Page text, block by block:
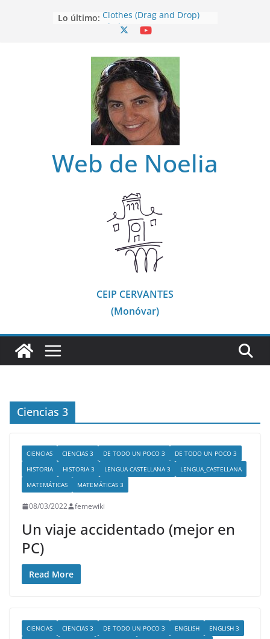
Lo último: Clothes (Drag and Drop)
Clothes
Clothes (Listen and choose)
Web de Noelia
CEIP CERVANTES
(Monóvar)
Ciencias 3
CIENCIAS CIENCIAS 3 DE TODO UN POCO 3
DE TODO UN POCO 3
HISTORIA
HISTORIA 3 LENGUA CASTELLANA 3
LENGUA_CASTELLANA
MATEMÁTICAS
MATEMÁTICAS 3
08/03/2022 femewiki
Un viaje accidentado (mejor en
PC)
Read More
CIENCIAS CIENCIAS 3 DE TODO UN POCO 3 ENGLISH
ENGLISH 3